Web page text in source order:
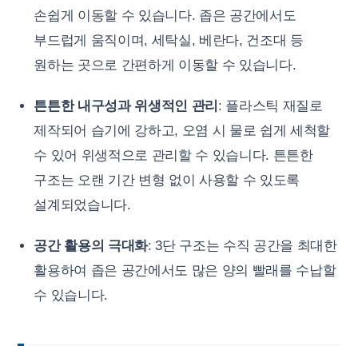
손쉽게 이동할 수 있습니다. 좁은 공간에서도
부드럽게 움직이며, 세탁실, 베란다, 건조대 등
원하는 곳으로 간편하게 이동할 수 있습니다.
튼튼한 내구성과 위생적인 관리 : 플라스틱 재질로
제작되어 습기에 강하고, 오염 시 물로 쉽게 세척할
수 있어 위생적으로 관리할 수 있습니다. 튼튼한
구조는 오랜 기간 변형 없이 사용할 수 있도록
설계되었습니다.
공간 활용의 극대화: 3단 구조는 수직 공간을 최대한
활용하여 좁은 공간에서도 많은 양의 빨래를 수납할
수 있습니다.